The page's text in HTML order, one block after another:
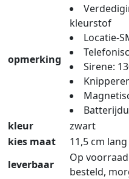
opmerking
kleurstof
Locatie-
Sirene:
kleur
zwart
kies maat
11,5 cm lang
leverbaar
Op
besteld,